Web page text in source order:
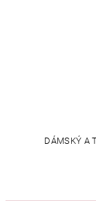
DÁMSKÝ A